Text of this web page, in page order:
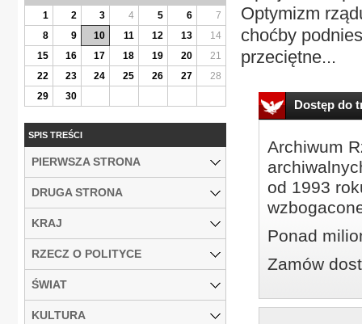
Optymizm
choćby
przeciętne...
Dostęp do
Archiwum
od 1993
Ponad
Zamów
1
2 3 4 5 6
7
8
9 10 11 12 13
14
15
16 17 18 19 20
21
22
23 24 25 26 27
28
29
30
SPIS TREŚCI
PIERWSZA STRONA
DRUGA STRONA
KRAJ
RZECZ O POLITYCE
ŚWIAT
KULTURA